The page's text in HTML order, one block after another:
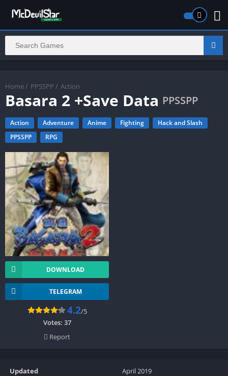
Home / PPSSPP / Action
Basara 2 +Save Data PPSSPP
Action Adventure Anime Fighting
Hack and Slash
PPSSPP
RPG
DOWNLOAD
TELEGRAM
4.2/5
Votes: 37
Report
Updated April 2019